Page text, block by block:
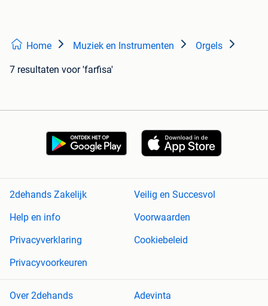
Home Muziek en Instrumenten Orgels
7 resultaten voor 'farfisa'
2dehands Zakelijk
Veilig en Succesvol
Help en info
Voorwaarden
Privacyverklaring
Cookiebeleid
Privacyvoorkeuren
Over 2dehands Adevinta